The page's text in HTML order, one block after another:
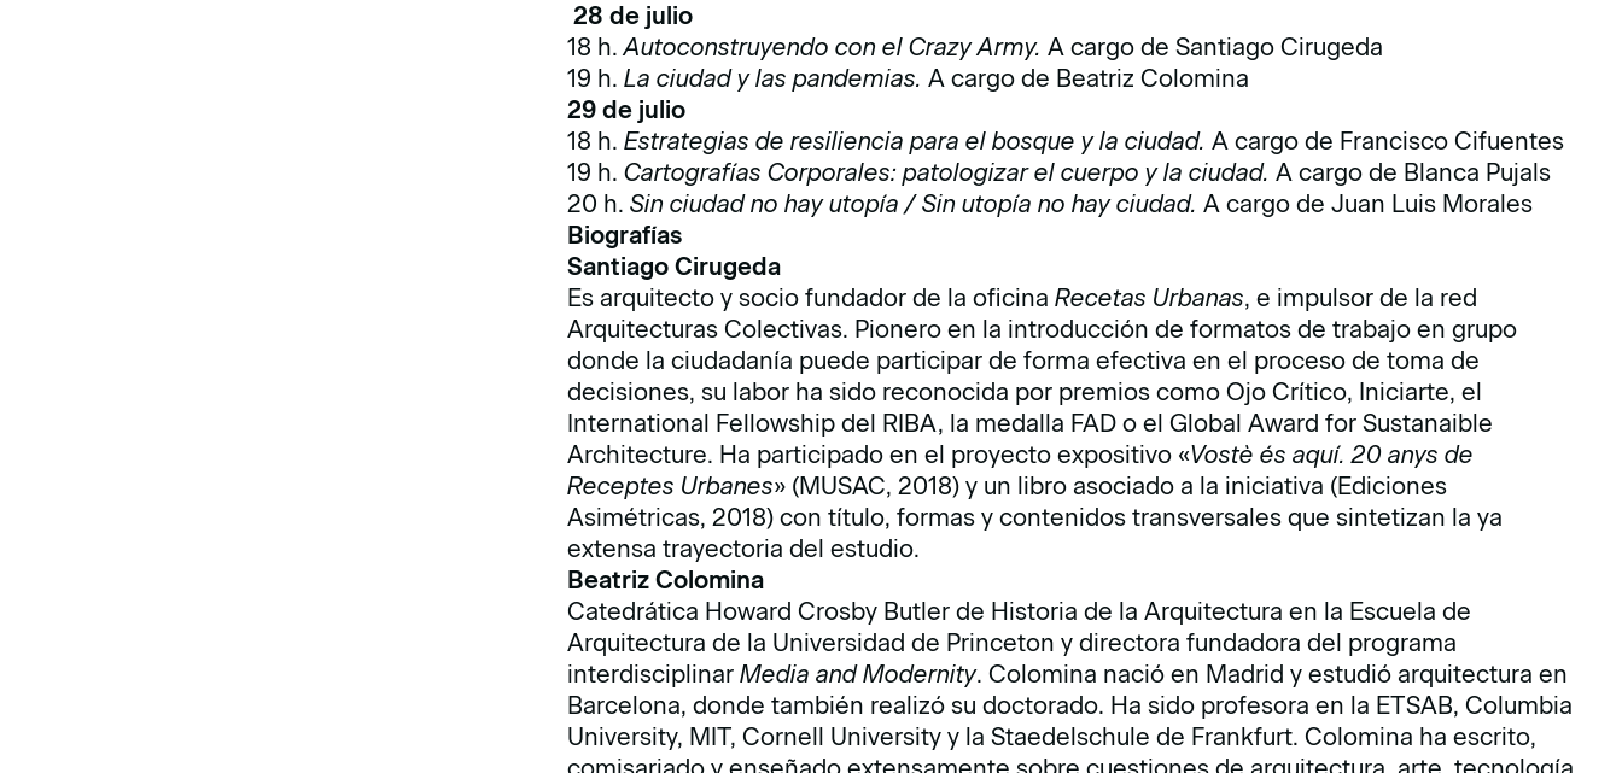
28 de julio
18 h.Autoconstruyendo con el Crazy Army.A cargo de Santiago Cirugeda
19 h.La ciudad y las pandemias.A cargo de Beatriz Colomina
29 de julio
18 h.Estrategias de resiliencia para el bosque y la ciudad.A cargo de Francisco Cifuentes
19 h.Cartografías Corporales: patologizar el cuerpo y la ciudad. A cargo de Blanca Pujals
20 h.Sin ciudad no hay utopía / Sin utopía no hay ciudad. A cargo de Juan Luis Morales
Biografías
Santiago Cirugeda
Es arquitecto y socio fundador de la oficinaRecetas Urbanas, e impulsor de la red
Arquitecturas Colectivas. Pionero en la introducción de formatos de trabajo en grupo
donde la ciudadanía puede participar de forma efectiva en el proceso de toma de
decisiones, su labor ha sido reconocida por premios como Ojo Crítico, Iniciarte, el
International Fellowship del RIBA, la medalla FAD o el Global Award for Sustanaible
Architecture. Ha participado en el proyecto expositivo «Vostè és aquí. 20 anys de
Receptes Urbanes» (MUSAC, 2018) y un libro asociado a la iniciativa (Ediciones
Asimétricas, 2018) con título, formas y contenidos transversales que sintetizan la ya
extensa trayectoria del estudio.
Beatriz Colomina
Catedrática Howard Crosby Butler de Historia de la Arquitectura en la Escuela de
Arquitectura de la Universidad de Princeton y directora fundadora del programa
interdisciplinarMedia and Modernity. Colomina nació en Madrid y estudió arquitectura en
Barcelona, donde también realizó su doctorado. Ha sido profesora en la ETSAB, Columbia
University, MIT, Cornell University y la Staedelschule de Frankfurt. Colomina ha escrito,